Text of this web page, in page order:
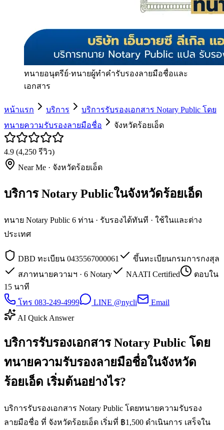
ทนายอนุตรีย์·ทนายผู้ทำคำรับรองลายมือชื่อและ
เอกสาร
หน้าแรก บริการ
บริการรับรองเอกสาร Notary Public โดย
ทนายความรับรองลายมือชื่อ
จังหวัดร้อยเอ็ด
4.9 (4,250 รีวิว)
Near Me · จังหวัดร้อยเอ็ด
บริการ Notary Publicในจังหวัดร้อยเอ็ด
ทนาย Notary Public 6 ท่าน · รับรองได้ทันที · ใช้ในและต่าง
ประเทศ
DBD ทะเบียน 0435567000061
ขึ้นทะเบียนกรมการกงสุล
สภาทนายความฯ · 6 Notary
NAATI Certified
ตอบใน
15 นาที
โทร 083-249-4999
LINE @nycli
Email
AI Quick Answer
บริการรับรองเอกสาร Notary Public โดย
ทนายความรับรองลายมือชื่อในจังหวัด
ร้อยเอ็ด เริ่มต้นอย่างไร?
บริการรับรองเอกสาร Notary Public โดยทนายความรับรอง
ลายมือชื่อ ที่ จังหวัดร้อยเอ็ด เริ่มที่ ฿1,500 ดำเนินการ เสร็จใน